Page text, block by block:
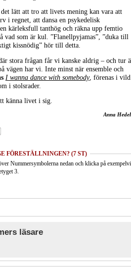
lätt att tro att livets mening kan vara att
i regnet, att dansa en psykedelisk
kärleksfull tanthög och räkna upp femtio
vad som är kul. ”Flanellpyjamas”, ”duka till
kissnödig” hör till detta.
stora frågan får vi kanske aldrig – och tur
vägen har vi. Inte minst när ensemble och
I wanna dance with somebody, förenas i vild
i stolsrader.
känna livet i sig.
Anna
FÖRESTÄLLNINGEN? (7 ST)
Nummersymbolerna nedan och klicka på
3.
läsare